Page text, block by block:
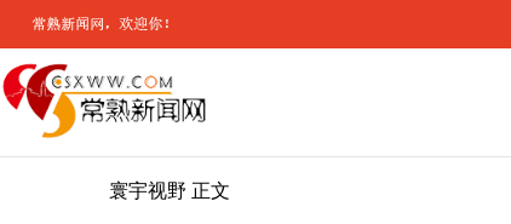
寰宇视野 正文